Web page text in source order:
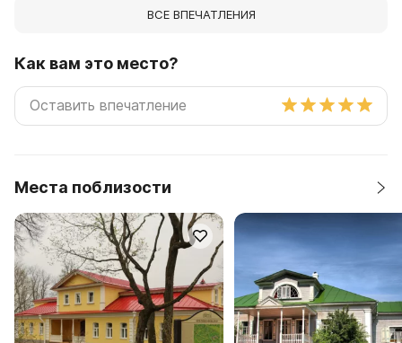
ВСЕ ВПЕЧАТЛЕНИЯ
Как вам это место?
Места поблизости